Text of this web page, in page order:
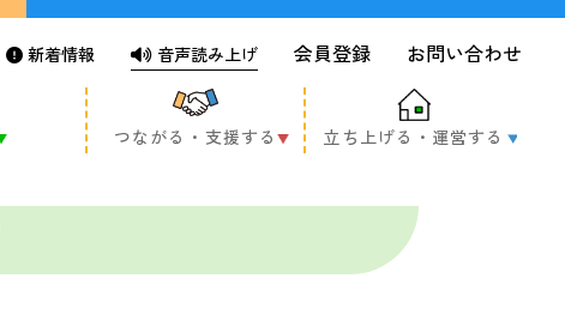
新着情報 音声読み上げ 会員登録 お問い合わせ
つながる・支援する 立ち上げる・運営する